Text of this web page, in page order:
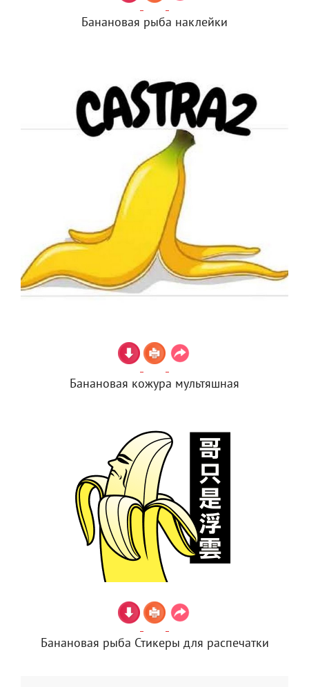
Банановая рыба наклейки
Банановая кожура мультяшная
Банановая рыба Стикеры для распечатки